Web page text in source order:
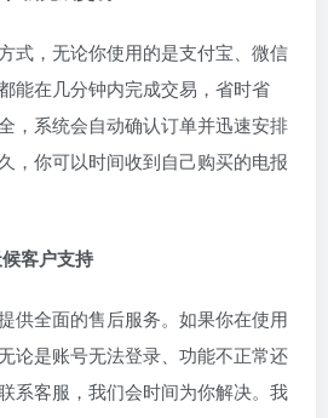
式，无论你使用的是支付宝、微信
能在几分钟内完成交易，省时省
，系统会自动确认订单并迅速安排
，你可以时间收到自己购买的电报
客户支持
供全面的售后服务。如果你在使用
论是账号无法登录、功能不正常还
系客服，我们会时间为你解决。我